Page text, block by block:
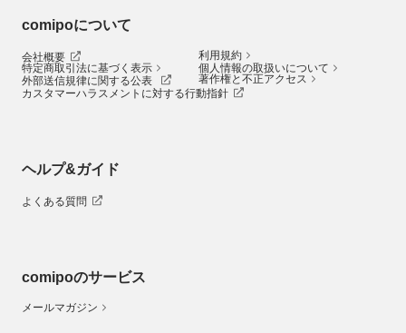
comipoについて
会社概要
利用規約
特定商取引法に基づく表示
個人情報の取扱いについて
外部送信規律に関する公表
著作権と不正アクセス
カスタマーハラスメントに対する行動指針
ヘルプ&ガイド
よくある質問
comipoのサービス
メールマガジン